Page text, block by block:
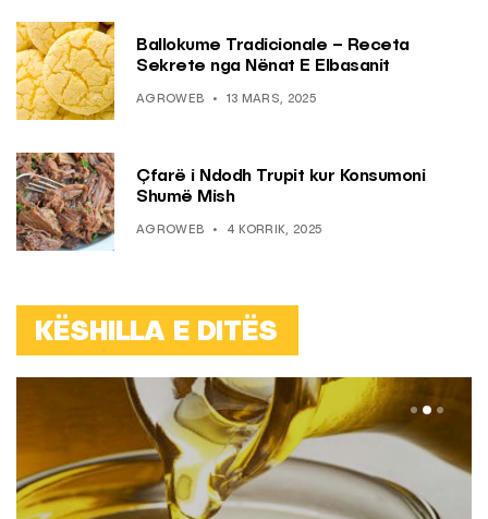
Ballokume Tradicionale – Receta
Sekrete nga Nënat E Elbasanit
AGROWEB 13 MARS, 2025
Çfarë i Ndodh Trupit kur Konsumoni
Shumë Mish
AGROWEB 4 KORRIK, 2025
KËSHILLA E DITËS